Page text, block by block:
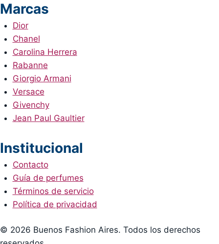
Marcas
Dior
Chanel
Carolina Herrera
Rabanne
Giorgio Armani
Versace
Givenchy
Jean Paul Gaultier
Institucional
Contacto
Guía de perfumes
Términos de servicio
Política de privacidad
© 2026 Buenos Fashion Aires. Todos los derechos